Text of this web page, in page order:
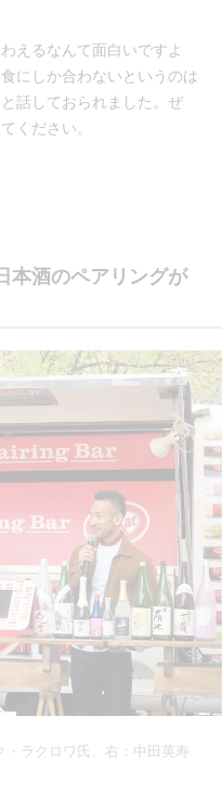
えるなんて面白いですよ
にしか合わないというのは
話しておられました。ぜ
ください。
本酒のペアリングが
ラクロワ氏、右：中田英寿